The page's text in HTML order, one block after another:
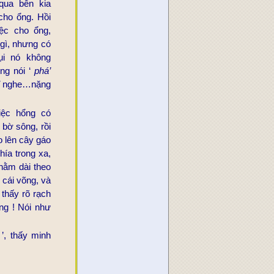
bên kia
ổng. Hồi
cho ổng,
nhưng có
nó không
nói ‘ phá’
nghe…nặng
hổng có
bờ sông, rồi
lên cây gáo
trong xa,
dài theo
cái võng, và
rõ rạch
! Nói như
’, thấy minh